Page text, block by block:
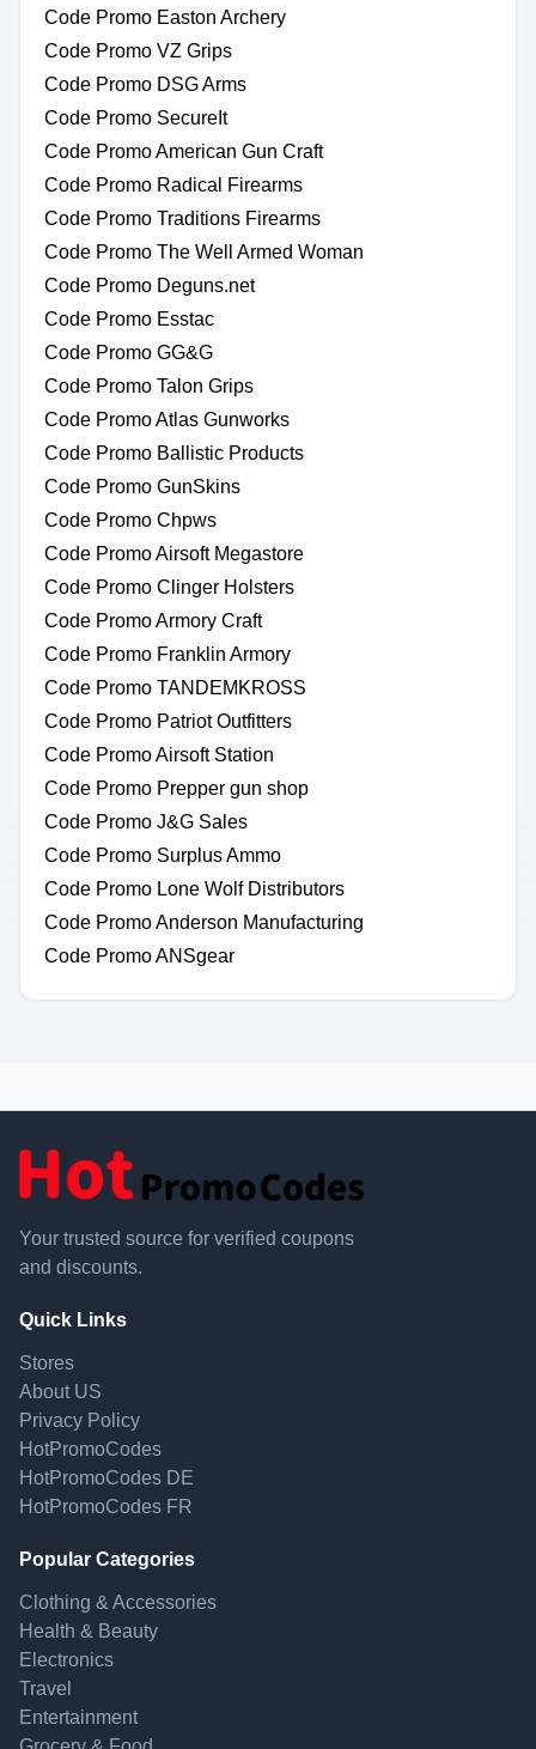
Code Promo Easton Archery
Code Promo VZ Grips
Code Promo DSG Arms
Code Promo SecureIt
Code Promo American Gun Craft
Code Promo Radical Firearms
Code Promo Traditions Firearms
Code Promo The Well Armed Woman
Code Promo Deguns.net
Code Promo Esstac
Code Promo GG&G
Code Promo Talon Grips
Code Promo Atlas Gunworks
Code Promo Ballistic Products
Code Promo GunSkins
Code Promo Chpws
Code Promo Airsoft Megastore
Code Promo Clinger Holsters
Code Promo Armory Craft
Code Promo Franklin Armory
Code Promo TANDEMKROSS
Code Promo Patriot Outfitters
Code Promo Airsoft Station
Code Promo Prepper gun shop
Code Promo J&G Sales
Code Promo Surplus Ammo
Code Promo Lone Wolf Distributors
Code Promo Anderson Manufacturing
Code Promo ANSgear
Your trusted source for verified coupons
and discounts.
Quick Links
Stores
About US
Privacy Policy
HotPromoCodes
HotPromoCodes DE
HotPromoCodes FR
Popular Categories
Clothing & Accessories
Health & Beauty
Electronics
Travel
Entertainment